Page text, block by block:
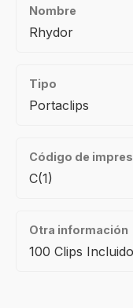
Nombre
Rhydor
Tipo
Portaclips
Código de
C(1)
Otra información
100 Clips